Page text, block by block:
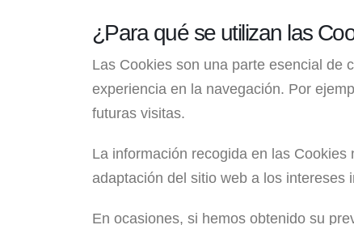
¿Para qué se utilizan las
Las Cookies son una parte esencial de
experiencia en la navegación. Por
futuras visitas.
La información recogida en las
adaptación del sitio web a los intereses
En ocasiones, si hemos obtenido su